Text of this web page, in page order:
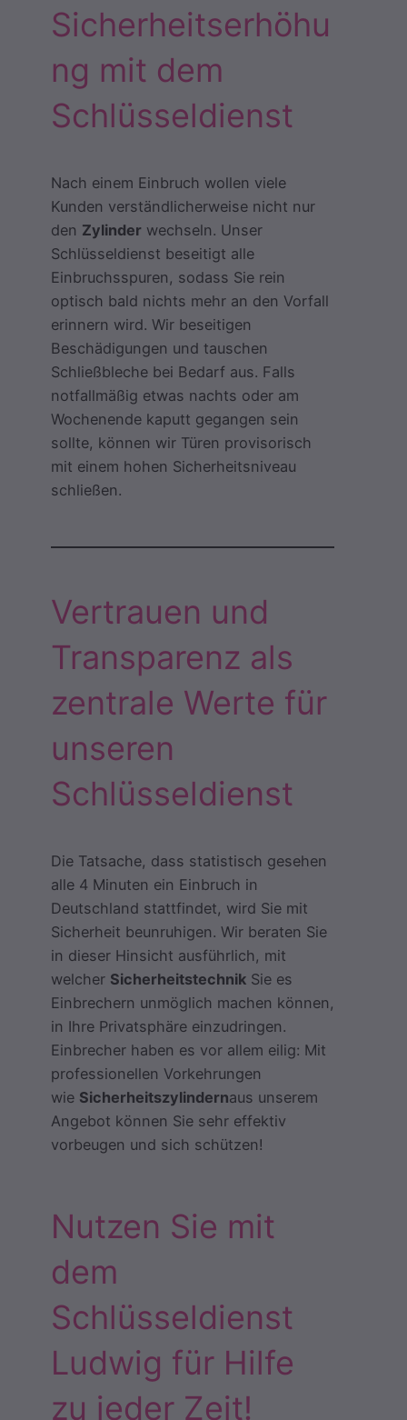
Sicherheitserhöhu
ng mit dem
Schlüsseldienst
Nach einem Einbruch wollen viele
Kunden verständlicherweise nicht nur
den Zylinder wechseln. Unser
Schlüsseldienst beseitigt alle
Einbruchsspuren, sodass Sie rein
optisch bald nichts mehr an den Vorfall
erinnern wird. Wir beseitigen
Beschädigungen und tauschen
Schließbleche bei Bedarf aus. Falls
notfallmäßig etwas nachts oder am
Wochenende kaputt gegangen sein
sollte, können wir Türen provisorisch
mit einem hohen Sicherheitsniveau
schließen.
Vertrauen und
Transparenz als
zentrale Werte für
unseren
Schlüsseldienst
Die Tatsache, dass statistisch gesehen
alle 4 Minuten ein Einbruch in
Deutschland stattfindet, wird Sie mit
Sicherheit beunruhigen. Wir beraten Sie
in dieser Hinsicht ausführlich, mit
welcher Sicherheitstechnik Sie es
Einbrechern unmöglich machen können,
in Ihre Privatsphäre einzudringen.
Einbrecher haben es vor allem eilig: Mit
professionellen Vorkehrungen
wie Sicherheitszylindernaus unserem
Angebot können Sie sehr effektiv
vorbeugen und sich schützen!
Nutzen Sie mit
dem
Schlüsseldienst
Ludwig für Hilfe
zu jeder Zeit!